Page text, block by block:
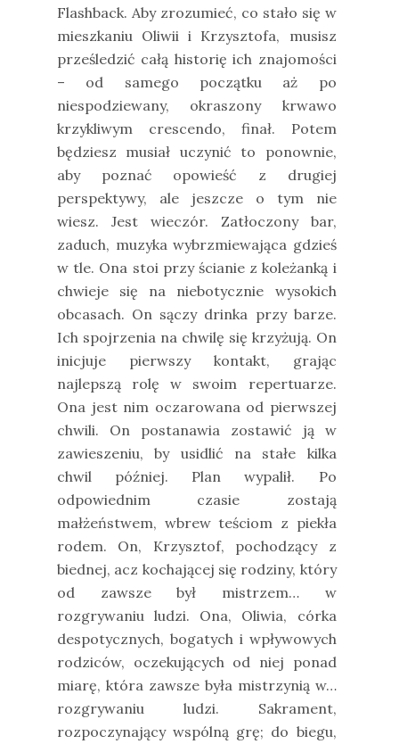
Flashback. Aby zrozumieć, co stało się w
mieszkaniu Oliwii i Krzysztofa, musisz
prześledzić całą historię ich znajomości
– od samego początku aż po
niespodziewany, okraszony krwawo
krzykliwym crescendo, finał. Potem
będziesz musiał uczynić to ponownie,
aby poznać opowieść z drugiej
perspektywy, ale jeszcze o tym nie
wiesz. Jest wieczór. Zatłoczony bar,
zaduch, muzyka wybrzmiewająca gdzieś
w tle. Ona stoi przy ścianie z koleżanką i
chwieje się na niebotycznie wysokich
obcasach. On sączy drinka przy barze.
Ich spojrzenia na chwilę się krzyżują. On
inicjuje pierwszy kontakt, grając
najlepszą rolę w swoim repertuarze.
Ona jest nim oczarowana od pierwszej
chwili. On postanawia zostawić ją w
zawieszeniu, by usidlić na stałe kilka
chwil później. Plan wypalił. Po
odpowiednim czasie zostają
małżeństwem, wbrew teściom z piekła
rodem. On, Krzysztof, pochodzący z
biednej, acz kochającej się rodziny, który
od zawsze był mistrzem… w
rozgrywaniu ludzi. Ona, Oliwia, córka
despotycznych, bogatych i wpływowych
rodziców, oczekujących od niej ponad
miarę, która zawsze była mistrzynią w…
rozgrywaniu ludzi. Sakrament,
rozpoczynający wspólną grę; do biegu,